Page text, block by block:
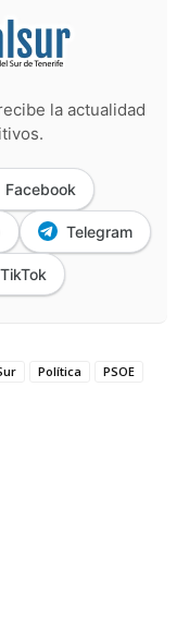
la actualidad
Facebook
Telegram
TikTok
Política PSOE